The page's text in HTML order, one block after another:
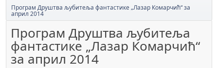
Програм Друштва љубитеља фантастике „Лазар Комарчић“ за
април 2014
Програм Друштва љубитеља
фантастике „Лазар Комарчић“
за април 2014